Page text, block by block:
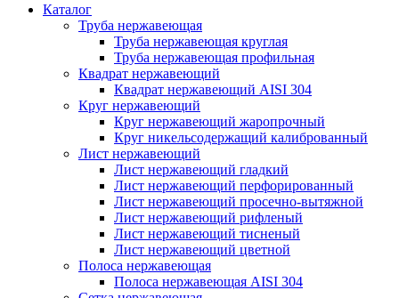
Каталог
Труба нержавеющая
Труба нержавеющая круглая
Труба нержавеющая профильная
Квадрат нержавеющий
Квадрат нержавеющий AISI 304
Круг нержавеющий
Круг нержавеющий жаропрочный
Круг никельсодержащий калиброванный
Лист нержавеющий
Лист нержавеющий гладкий
Лист нержавеющий перфорированный
Лист нержавеющий просечно-вытяжной
Лист нержавеющий рифленый
Лист нержавеющий тисненый
Лист нержавеющий цветной
Полоса нержавеющая
Полоса нержавеющая AISI 304